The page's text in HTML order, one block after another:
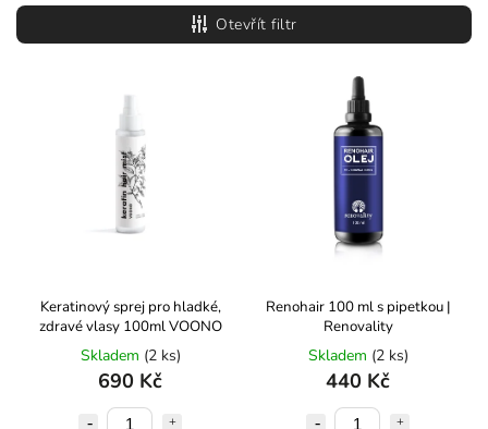
Nejlevnější
Nejdražší
Otevřít filtr
Keratinový sprej pro hladké,
zdravé vlasy 100ml VOONO
Skladem (2 ks)
690 Kč
Renohair 100 ml s pipetkou |
Renovality
Skladem (2 ks)
440 Kč